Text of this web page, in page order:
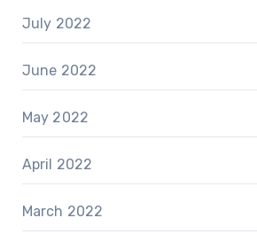
July 2022
June 2022
May 2022
April 2022
March 2022